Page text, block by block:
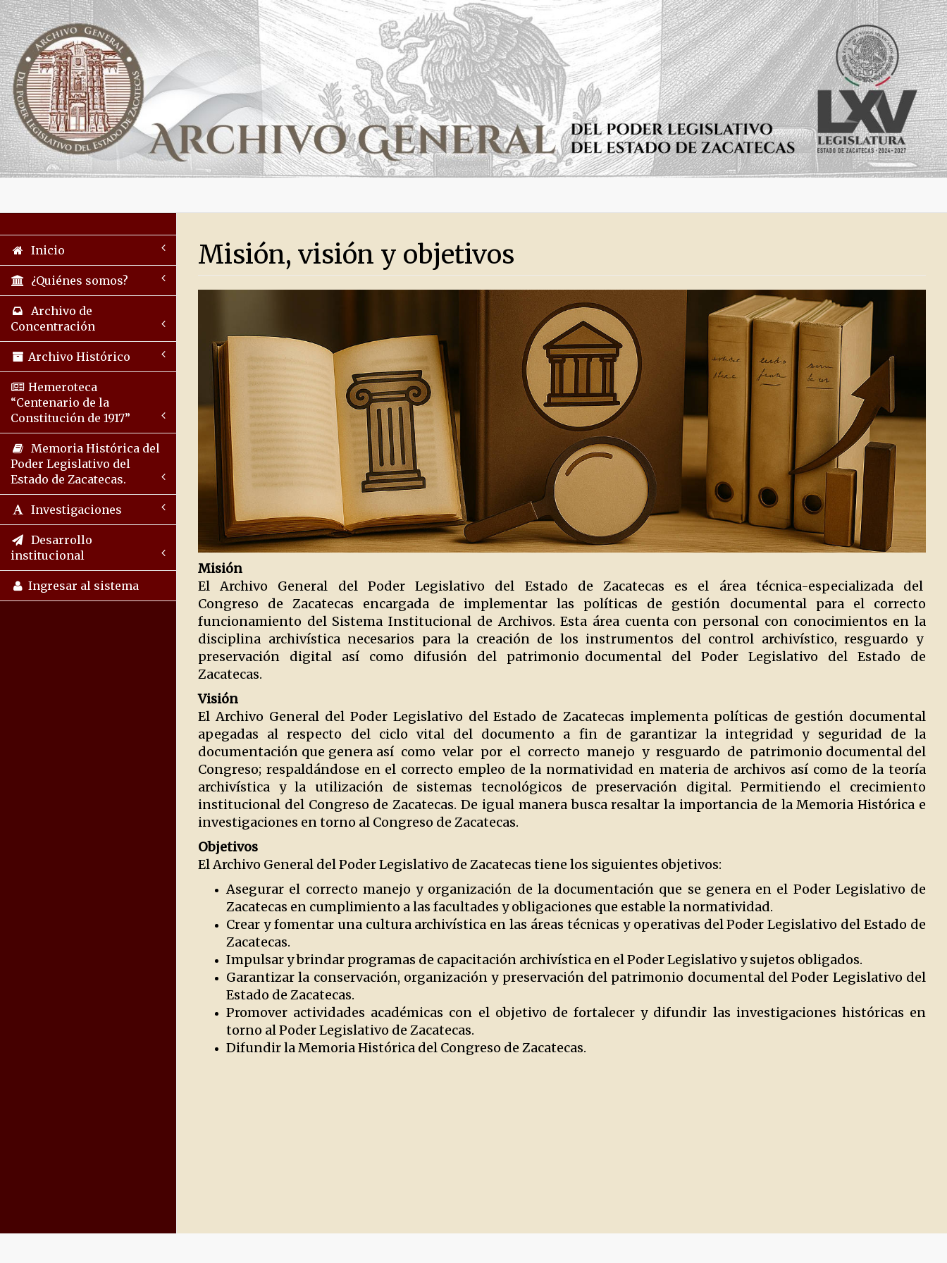
Inicio
¿Quiénes somos?
Archivo de
Concentración
Archivo Histórico
Hemeroteca
“Centenario de la
Constitución de 1917”
Memoria Histórica del
Poder Legislativo del
Estado de Zacatecas.
Investigaciones
Desarrollo
institucional
Ingresar al sistema
Misión, visión y objetivos
Misión
El Archivo General del Poder Legislativo del Estado de Zacatecas es el área técnica-especializada del
Congreso de Zacatecas encargada de implementar las políticas de gestión documental para el correcto
funcionamiento del Sistema Institucional de Archivos. Esta área cuenta con personal con conocimientos en la
disciplina archivística necesarios para la creación de los instrumentos del control archivístico, resguardo y
preservación digital así como difusión del patrimonio documental del Poder Legislativo del Estado de
Zacatecas.
Visión
El Archivo General del Poder Legislativo del Estado de Zacatecas implementa políticas de gestión documental
apegadas al respecto del ciclo vital del documento a fin de garantizar la integridad y seguridad de la
documentación que genera así como velar por el correcto manejo y resguardo de patrimonio documental del
Congreso; respaldándose en el correcto empleo de la normatividad en materia de archivos así como de la teoría
archivística y la utilización de sistemas tecnológicos de preservación digital. Permitiendo el crecimiento
institucional del Congreso de Zacatecas. De igual manera busca resaltar la importancia de la Memoria Histórica e
investigaciones en torno al Congreso de Zacatecas.
Objetivos
El Archivo General del Poder Legislativo de Zacatecas tiene los siguientes objetivos:
Asegurar el correcto manejo y organización de la documentación que se genera en el Poder Legislativo de
Zacatecas en cumplimiento a las facultades y obligaciones que estable la normatividad.
Crear y fomentar una cultura archivística en las áreas técnicas y operativas del Poder Legislativo del Estado de
Zacatecas.
Impulsar y brindar programas de capacitación archivística en el Poder Legislativo y sujetos obligados.
Garantizar la conservación, organización y preservación del patrimonio documental del Poder Legislativo del
Estado de Zacatecas.
Promover actividades académicas con el objetivo de fortalecer y difundir las investigaciones históricas en
torno al Poder Legislativo de Zacatecas.
Difundir la Memoria Histórica del Congreso de Zacatecas.